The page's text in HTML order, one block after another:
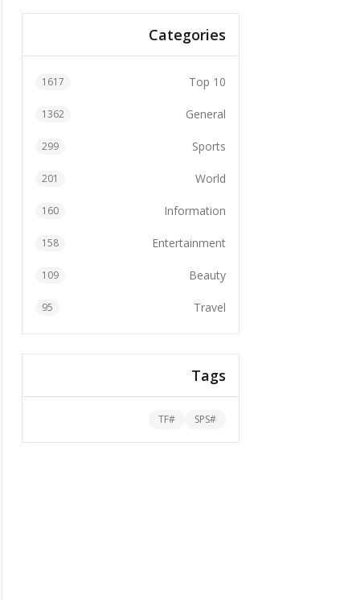
Categories
Top 10
1617
General
1362
Sports
299
World
201
Information
160
Entertainment
158
Beauty
109
Travel
95
Tags
#
SPS
#
TF